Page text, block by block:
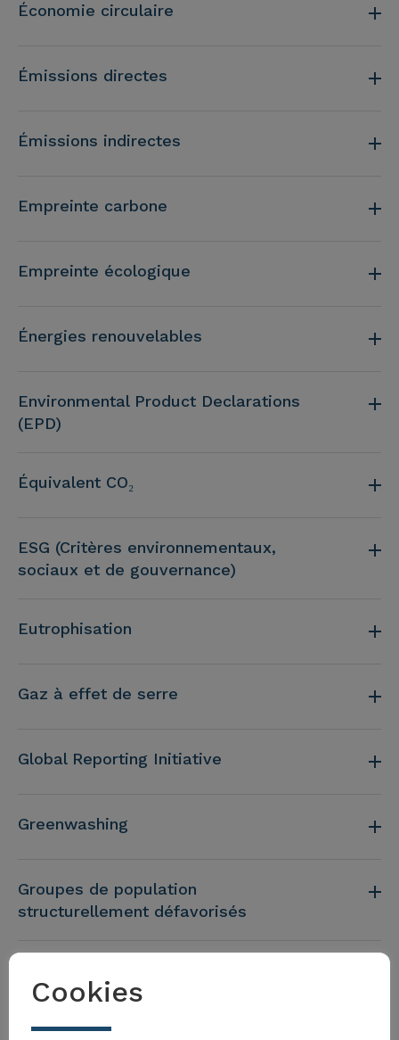
Économie circulaire
Émissions directes
Émissions indirectes
Empreinte carbone
Empreinte écologique
Énergies renouvelables
Environmental Product Declarations
(EPD)
Équivalent CO₂
ESG (Critères environnementaux,
sociaux et de gouvernance)
Eutrophisation
Gaz à effet de serre
Global Reporting Initiative
Greenwashing
Groupes de population
structurellement défavorisés
Limites planétaires
Cookies